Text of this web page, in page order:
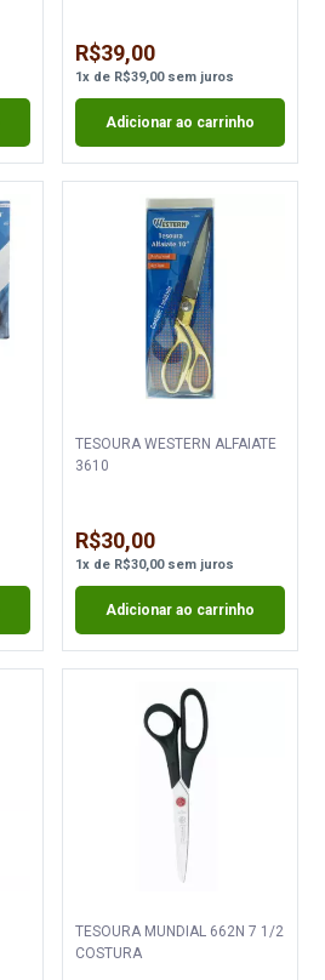
R$39,00
1xde R$39,00sem juros
Adicionar ao carrinho
TESOURA WESTERN ALFAIATE
3610
R$30,00
1xde R$30,00sem juros
Adicionar ao carrinho
TESOURA MUNDIAL 662N 7 1/2
COSTURA